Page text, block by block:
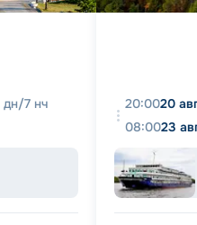
дн/7 нч
20:0020
08:0023